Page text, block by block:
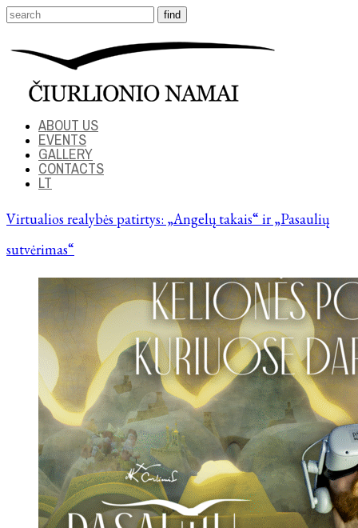
ABOUT US
EVENTS
GALLERY
CONTACTS
LT
Virtualios realybės patirtys: „Angelų takais“ ir „Pasaulių
sutvėrimas“